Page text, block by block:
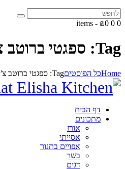
0 items
- ₪0 0
Tag: ספגטי ברוטב צ'ילי
Homeכל הפוסטיםTag: ספגטי ברוטב צ'ילי
דף הבית
מתכונים
אורז
אסייתי
אפויים בתנור
בשר
דגים